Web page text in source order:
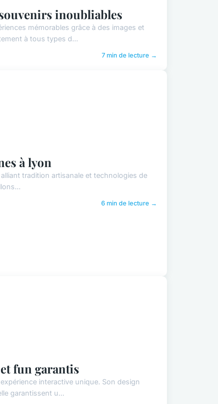
inoubliables
mémorables grâce à des images et
à tous types d...
7 min de lecture →
à lyon
tradition artisanale et technologies de
6 min de lecture →
fun garantis
interactive unique. Son design
garantissent u...